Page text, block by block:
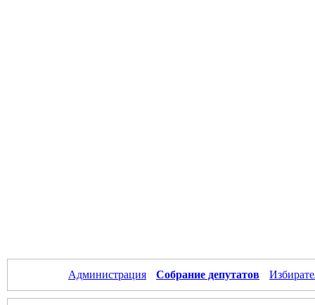
Администрация Собрание депутатов